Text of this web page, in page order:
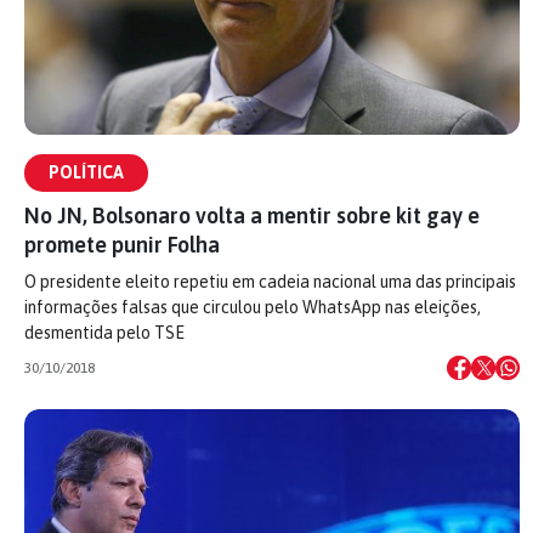
POLÍTICA
No JN, Bolsonaro volta a mentir sobre kit gay e
promete punir Folha
O presidente eleito repetiu em cadeia nacional uma das principais
informações falsas que circulou pelo WhatsApp nas eleições,
desmentida pelo TSE
30/10/2018